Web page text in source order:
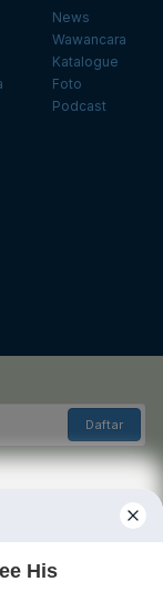
News
Wawancara
Katalogue
Foto
Podcast
Daftar
Media Siber